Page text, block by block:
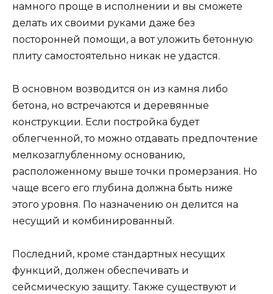
намного проще в исполнении и вы сможете
делать их своими руками даже без
посторонней помощи, а вот уложить бетонную
плиту самостоятельно никак не удастся.
В основном возводится он из камня либо
бетона, но встречаются и деревянные
конструкции. Если постройка будет
облегченной, то можно отдавать предпочтение
мелкозаглубленному основанию,
расположенному выше точки промерзания. Но
чаще всего его глубина должна быть ниже
этого уровня. По назначению он делится на
несущий и комбинированный.
Последний, кроме стандартных несущих
функций, должен обеспечивать и
сейсмическую защиту. Также существуют и